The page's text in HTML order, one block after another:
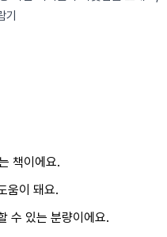
책이에요.
움이 돼요.
수 있는 분량이에요.